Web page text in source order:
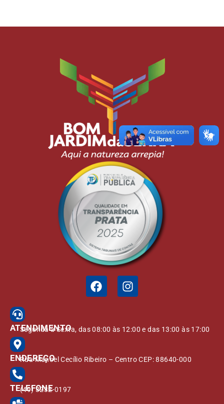
ATENDIMENTO
Segunda à Sexta, das 08:00 às 12:00 e das 13:00 às 17:00
ENDEREÇO
Rua Manoel Cecílio Ribeiro – Centro CEP: 88640-000
TELEFONE
(49) 3232-0197